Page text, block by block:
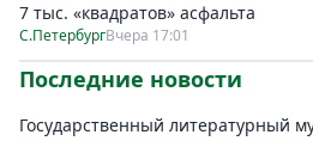
7 тыс. «квадратов» асфальта
С.ПетербургВчера 17:01
Последние новости
Государственный литературный